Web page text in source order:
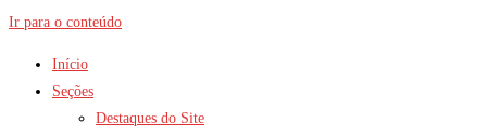
Ir para o conteúdo
Início
Seções
Destaques do Site